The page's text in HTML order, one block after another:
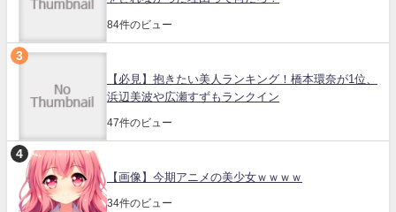
84件のビュー
【必見】抱きたい美人ランキング！橋本環奈が1位、
浜辺美波や広瀬すずもランクイン
47件のビュー
【画像】今期アニメの美少女ｗｗｗｗ
34件のビュー